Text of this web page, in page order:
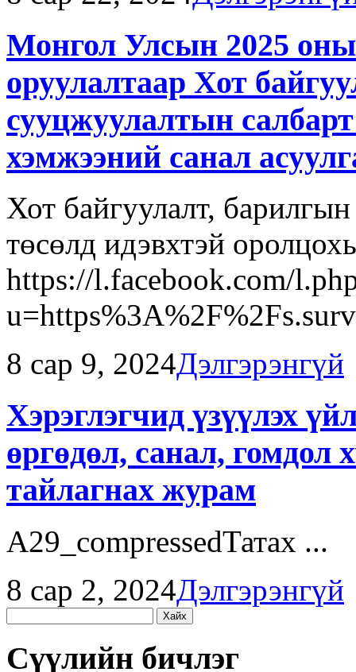
Монгол Улсын 2025
оруулалтаар Хот
сууцжуулалтын
хэмжээний санал
Хот байгуулалт,
төсөлд идэвхтэй
https://l.facebook.com/
8 сар 9, 2024Дэлгэрэнгүй
Хэрэглэгчид үзүүлэх
өргөдөл, санал, гомдол
тайлагнах журам
A29_compressedТатах ...
8 сар 2, 2024Дэлгэрэнгүй
Сүүлийн бичлэг